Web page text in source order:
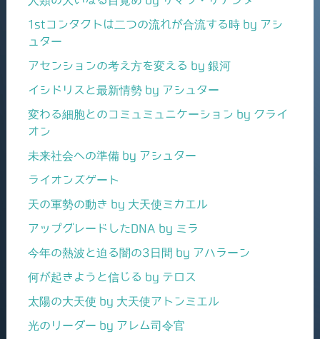
1stコンタクトは二つの流れが合流する時 by アシ
ュター
アセンションの考え方を変える by 銀河
イシドリスと最新情勢 by アシュター
変わる細胞とのコミュミュニケーション by クライ
オン
未来社会への準備 by アシュター
ライオンズゲート
天の軍勢の動き by 大天使ミカエル
アップグレードしたDNA by ミラ
今年の熱波と迫る闇の3日間 by アハラーン
何が起きようと信じる by テロス
太陽の大天使 by 大天使アトンミエル
光のリーダー by アレム司令官